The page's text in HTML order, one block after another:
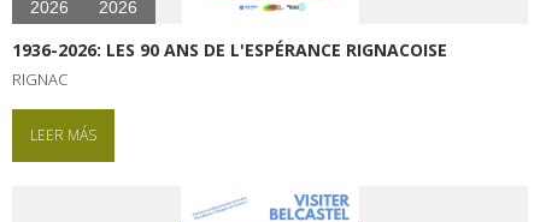
2026
2026
1936-2026: LES 90 ANS DE L'ESPÉRANCE RIGNACOISE
RIGNAC
LEER MÁS